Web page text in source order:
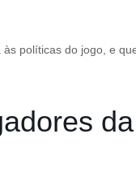
políticas do jogo, e